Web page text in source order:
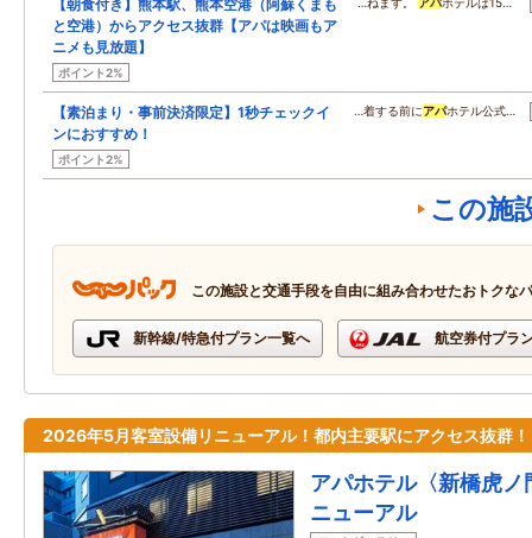
【朝食付き】熊本駅、熊本空港（阿蘇くまも
と空港）からアクセス抜群【アパは映画もア
ニメも見放題】
ポイント2%
【素泊まり・事前決済限定】1秒チェックイ
ンにおすすめ！
ポイント2%
…着する前にアパホテル公式…
この施
この施設と交通手段を自由に組み合わせたおトクな
新幹線/特急付プラン一覧へ 航空券付プラ
2026年5月客室設備リニューアル！都内主要駅にアクセス抜群！
アパホテル〈新橋虎
ニューアル